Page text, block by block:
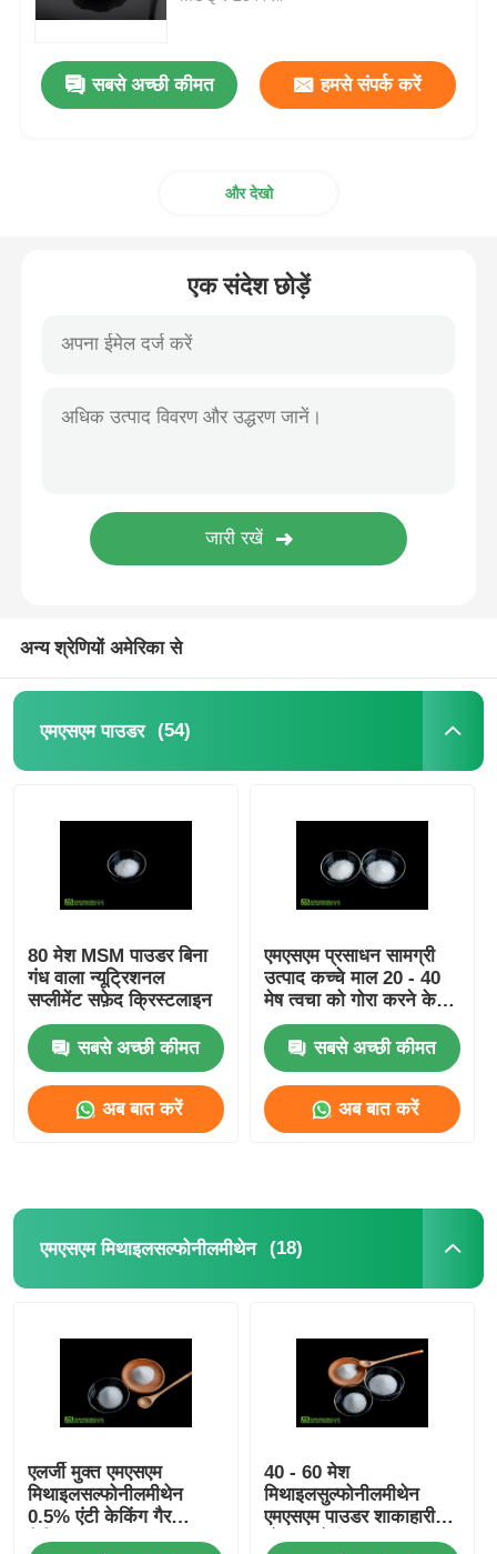
एमएसएम थोक
एमएसएम ग्लूकोसामाइन चोंड्रोइटिन
MSM संयुक्त पूरक घोड़ों के लिए
एमएसएम हेयर पाउडर
शुद्ध एमएसएम क्रिस्टल
सबसे अच्छी कीमत हमसे संपर्क करें
और देखो
एक संदेश छोड़ें
अन्य श्रेणियों अमेरिका से
एमएसएम पाउडर (54)
80 मेश MSM पाउडर बिना
गंध वाला न्यूट्रिशनल
सप्लीमेंट सफ़ेद क्रिस्टलाइन
सबसे अच्छी कीमत
अब बात करें
एमएसएम प्रसाधन सामग्री
उत्पाद कच्चे माल 20 - 40
मेष त्वचा को गोरा करने के
लिए
सबसे अच्छी कीमत
अब बात करें
एमएसएम मिथाइलसल्फोनीलमीथेन (18)
एलर्जी मुक्त एमएसएम
मिथाइलसल्फोनीलमीथेन
0.5% एंटी केकिंग गैर
विकिरण
40 - 60 मेश
मिथाइलसुल्फोनीलमीथेन
एमएसएम पाउडर शाकाहारी
भोजन श्रेणी